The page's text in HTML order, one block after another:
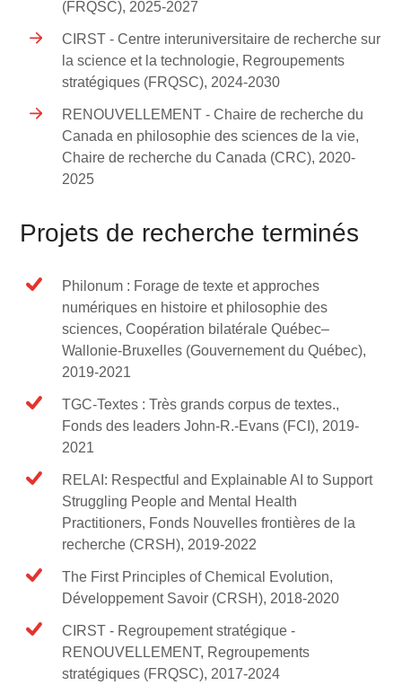
(FRQSC), 2025-2027
CIRST - Centre interuniversitaire de recherche sur
la science et la technologie, Regroupements
stratégiques (FRQSC), 2024-2030
RENOUVELLEMENT - Chaire de recherche du
Canada en philosophie des sciences de la vie,
Chaire de recherche du Canada (CRC), 2020-
2025
Projets de recherche terminés
Philonum : Forage de texte et approches
numériques en histoire et philosophie des
sciences, Coopération bilatérale Québec–
Wallonie-Bruxelles (Gouvernement du Québec),
2019-2021
TGC-Textes : Très grands corpus de textes.,
Fonds des leaders John-R.-Evans (FCI), 2019-
2021
RELAI: Respectful and Explainable AI to Support
Struggling People and Mental Health
Practitioners, Fonds Nouvelles frontières de la
recherche (CRSH), 2019-2022
The First Principles of Chemical Evolution,
Développement Savoir (CRSH), 2018-2020
CIRST - Regroupement stratégique -
RENOUVELLEMENT, Regroupements
stratégiques (FRQSC), 2017-2024